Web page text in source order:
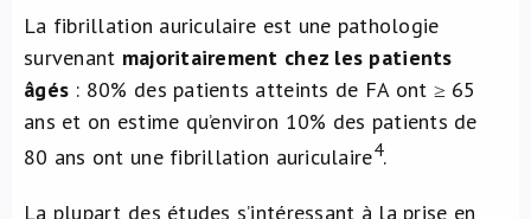
La fibrillation auriculaire est une pathologie
survenant majoritairement chez les patients
âgés : 80% des patients atteints de FA ont ≥ 65
ans et on estime qu’environ 10% des patients de
80 ans ont une fibrillation auriculaire4.
La plupart des études s’intéressant à la prise en